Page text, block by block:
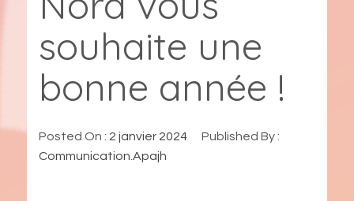
souhaite une
bonne année !
Posted On : 2 janvier 2024
Published By :
Communication.Apajh